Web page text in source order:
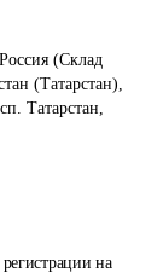
на
(Склад
(Татарстан),
Татарстан,